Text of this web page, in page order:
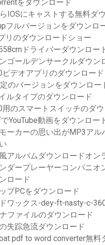
をダウンロード
IOSにキャストする無料ダ
フルバージョンをダウンロ
リのダウンロードショー
ドライバーダウンロー
ゴールデンサークルダウン
デオアプリのダウンロード
のバージョンをダウンロー
ルタイプのダウンロード
のスマートスイッチのダ
YouTube動画をダウンロー
ーカーの思い出がMP3アル
アルバムダウンロードオン
ダープレーヤーコンパニオ
ロード
プPCをダウンロード
ワックス-dey-ft-nasty-c-
ファイルのダウンロード
失踪急流ダウンロード
pdf to word converter無料